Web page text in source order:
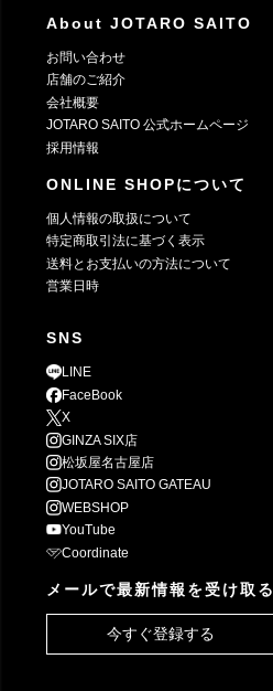
About JOTARO SAITO
お問い合わせ
店舗のご紹介
会社概要
JOTARO SAITO 公式ホームページ
採用情報
ONLINE SHOPについて
個人情報の取扱について
特定商取引法に基づく表示
送料とお支払いの方法について
営業日時
SNS
LINE
FaceBook
X
GINZA SIX店
松坂屋名古屋店
JOTARO SAITO GATEAU
WEBSHOP
YouTube
Coordinate
メールで最新情報を受け取る
今すぐ登録する